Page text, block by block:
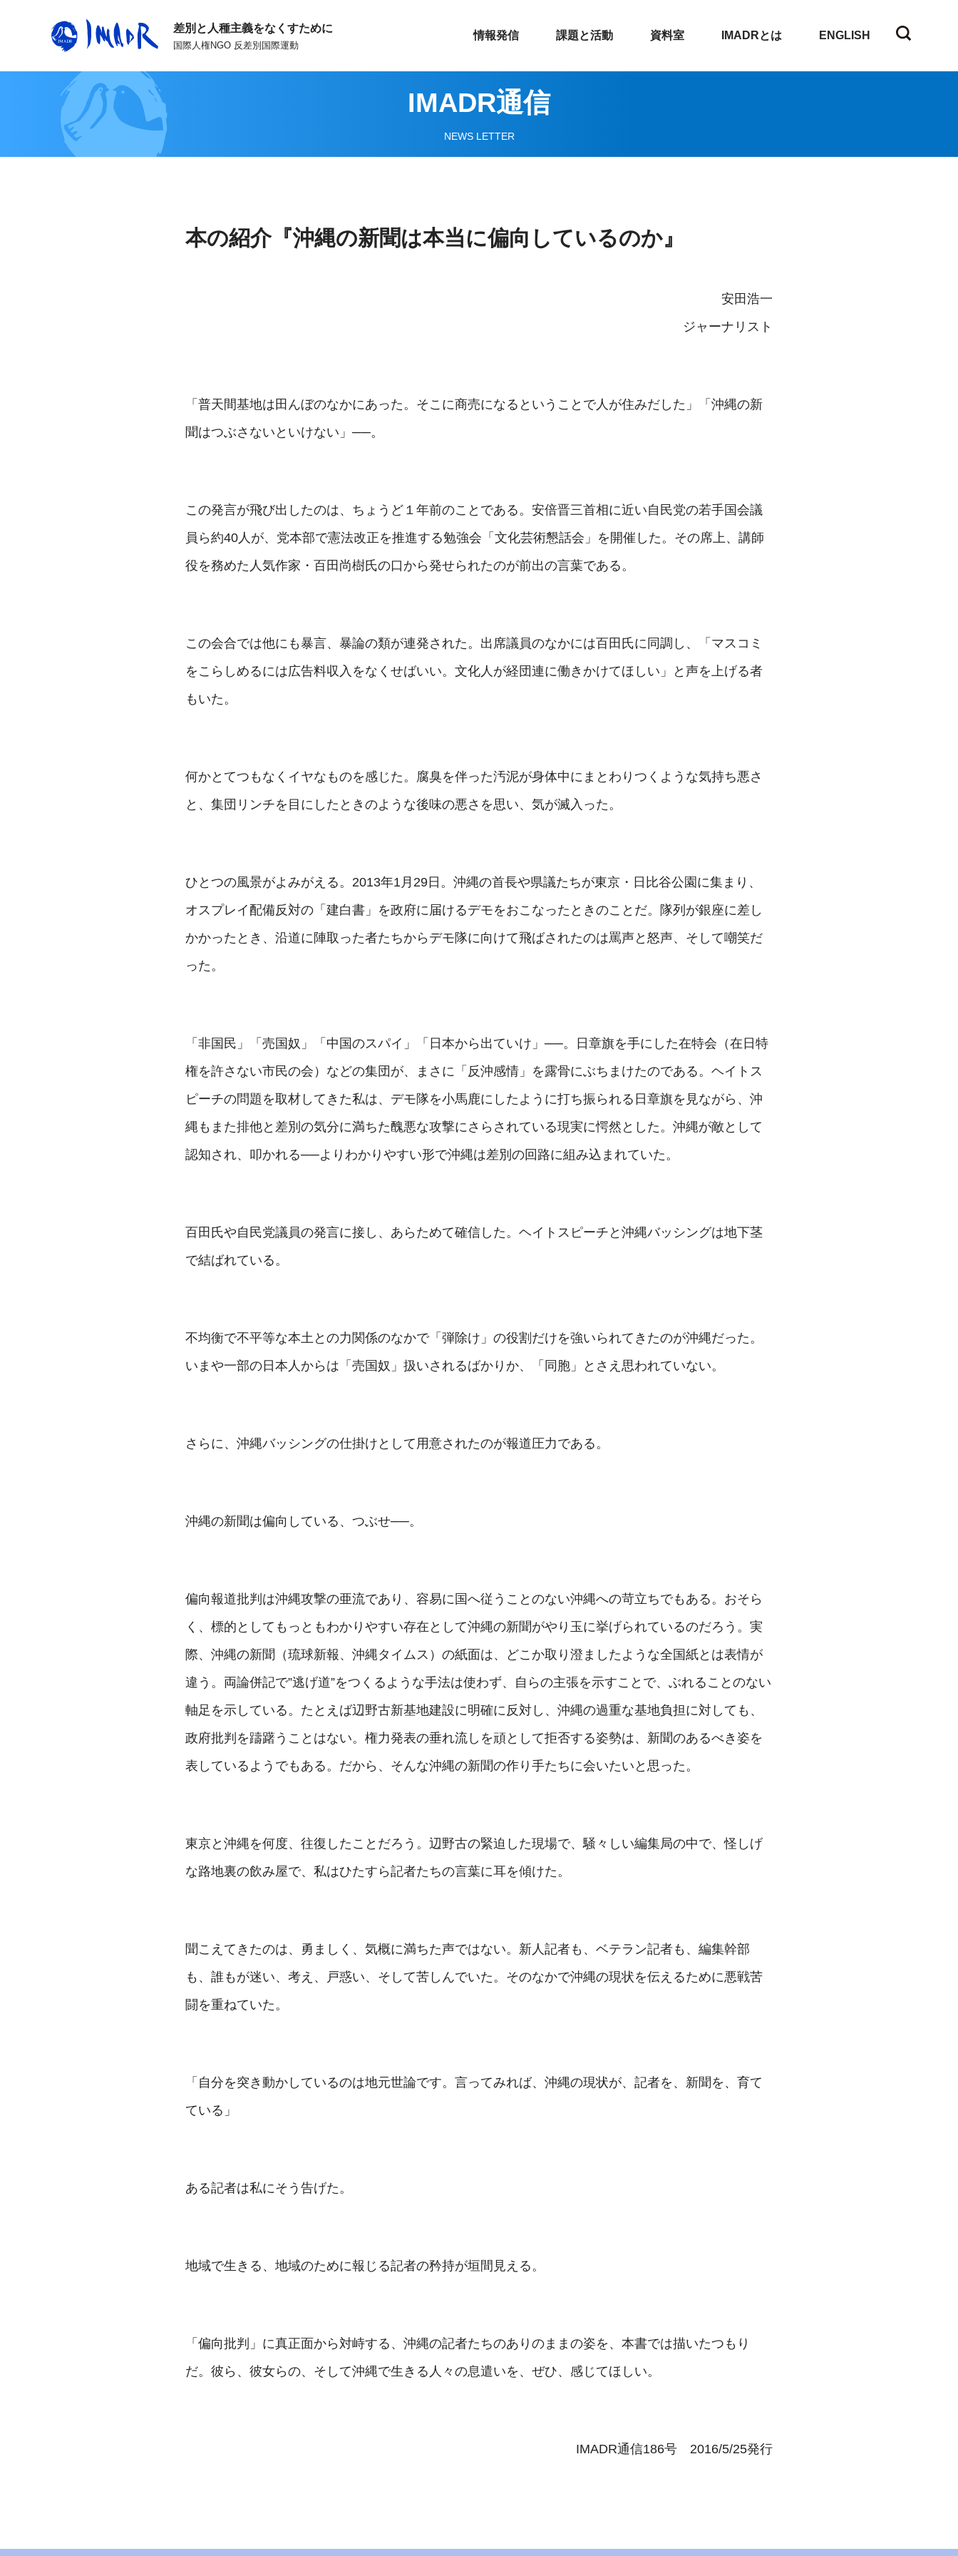
差別と人種主義をなくすために
国際人権NGO 反差別国際運動
情報発信 課題と活動 資料室 IMADRとは ENGLISH
IMADR通信
NEWS LETTER
本の紹介『沖縄の新聞は本当に偏向しているのか』
安田浩一
ジャーナリスト
「普天間基地は田んぼのなかにあった。そこに商売になるということで人が住みだした」「沖縄の新
聞はつぶさないといけない」──。
この発言が飛び出したのは、ちょうど１年前のことである。安倍晋三首相に近い自民党の若手国会議
員ら約40人が、党本部で憲法改正を推進する勉強会「文化芸術懇話会」を開催した。その席上、講師
役を務めた人気作家・百田尚樹氏の口から発せられたのが前出の言葉である。
この会合では他にも暴言、暴論の類が連発された。出席議員のなかには百田氏に同調し、「マスコミ
をこらしめるには広告料収入をなくせばいい。文化人が経団連に働きかけてほしい」と声を上げる者
もいた。
何かとてつもなくイヤなものを感じた。腐臭を伴った汚泥が身体中にまとわりつくような気持ち悪さ
と、集団リンチを目にしたときのような後味の悪さを思い、気が滅入った。
ひとつの風景がよみがえる。2013年1月29日。沖縄の首長や県議たちが東京・日比谷公園に集まり、
オスプレイ配備反対の「建白書」を政府に届けるデモをおこなったときのことだ。隊列が銀座に差し
かかったとき、沿道に陣取った者たちからデモ隊に向けて飛ばされたのは罵声と怒声、そして嘲笑だ
った。
「非国民」「売国奴」「中国のスパイ」「日本から出ていけ」──。日章旗を手にした在特会（在日特
権を許さない市民の会）などの集団が、まさに「反沖感情」を露骨にぶちまけたのである。ヘイトス
ピーチの問題を取材してきた私は、デモ隊を小馬鹿にしたように打ち振られる日章旗を見ながら、沖
縄もまた排他と差別の気分に満ちた醜悪な攻撃にさらされている現実に愕然とした。沖縄が敵として
認知され、叩かれる──よりわかりやすい形で沖縄は差別の回路に組み込まれていた。
百田氏や自民党議員の発言に接し、あらためて確信した。ヘイトスピーチと沖縄バッシングは地下茎
で結ばれている。
不均衡で不平等な本土との力関係のなかで「弾除け」の役割だけを強いられてきたのが沖縄だった。
いまや一部の日本人からは「売国奴」扱いされるばかりか、「同胞」とさえ思われていない。
さらに、沖縄バッシングの仕掛けとして用意されたのが報道圧力である。
沖縄の新聞は偏向している、つぶせ──。
偏向報道批判は沖縄攻撃の亜流であり、容易に国へ従うことのない沖縄への苛立ちでもある。おそら
く、標的としてもっともわかりやすい存在として沖縄の新聞がやり玉に挙げられているのだろう。実
際、沖縄の新聞（琉球新報、沖縄タイムス）の紙面は、どこか取り澄ましたような全国紙とは表情が
違う。両論併記で”逃げ道”をつくるような手法は使わず、自らの主張を示すことで、ぶれることのない
軸足を示している。たとえば辺野古新基地建設に明確に反対し、沖縄の過重な基地負担に対しても、
政府批判を躊躇うことはない。権力発表の垂れ流しを頑として拒否する姿勢は、新聞のあるべき姿を
表しているようでもある。だから、そんな沖縄の新聞の作り手たちに会いたいと思った。
東京と沖縄を何度、往復したことだろう。辺野古の緊迫した現場で、騒々しい編集局の中で、怪しげ
な路地裏の飲み屋で、私はひたすら記者たちの言葉に耳を傾けた。
聞こえてきたのは、勇ましく、気概に満ちた声ではない。新人記者も、ベテラン記者も、編集幹部
も、誰もが迷い、考え、戸惑い、そして苦しんでいた。そのなかで沖縄の現状を伝えるために悪戦苦
闘を重ねていた。
「自分を突き動かしているのは地元世論です。言ってみれば、沖縄の現状が、記者を、新聞を、育て
ている」
ある記者は私にそう告げた。
地域で生きる、地域のために報じる記者の矜持が垣間見える。
「偏向批判」に真正面から対峙する、沖縄の記者たちのありのままの姿を、本書では描いたつもり
だ。彼ら、彼女らの、そして沖縄で生きる人々の息遣いを、ぜひ、感じてほしい。
IMADR通信186号 2016/5/25発行